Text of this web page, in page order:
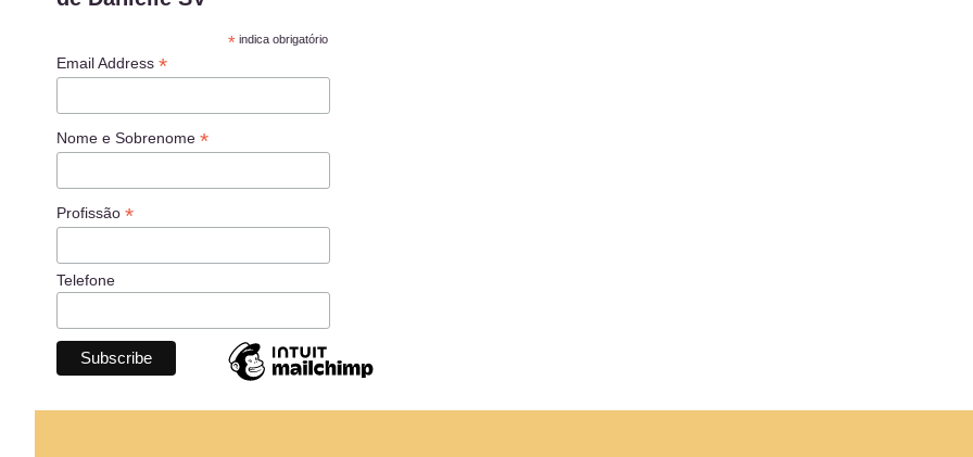
*indica obrigatório
Email Address *
Nome e Sobrenome *
Profissão *
Telefone